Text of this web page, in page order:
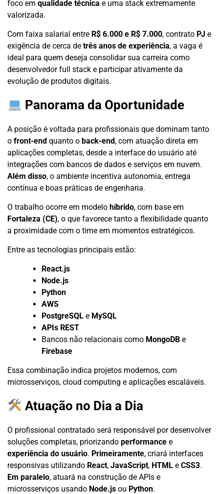
foco em qualidade técnica e uma stack extremamente
valorizada.
Com faixa salarial entre R$ 6.000 e R$ 7.000, contrato PJ e
exigência de cerca de três anos de experiência, a vaga é
ideal para quem deseja consolidar sua carreira como
desenvolvedor full stack e participar ativamente da
evolução de produtos digitais.
Panorama da Oportunidade
A posição é voltada para profissionais que dominam tanto
o front-end quanto o back-end, com atuação direta em
aplicações completas, desde a interface do usuário até
integrações com bancos de dados e serviços em nuvem.
Além disso, o ambiente incentiva autonomia, entrega
contínua e boas práticas de engenharia.
O trabalho ocorre em modelo híbrido, com base em
Fortaleza (CE), o que favorece tanto a flexibilidade quanto
a proximidade com o time em momentos estratégicos.
Entre as tecnologias principais estão:
React.js
Node.js
Python
AWS
PostgreSQL e MySQL
APIs REST
Bancos não relacionais como MongoDB e
Firebase
Essa combinação indica projetos modernos, com
microsserviços, cloud computing e aplicações escaláveis.
Atuação no Dia a Dia
O profissional contratado será responsável por desenvolver
soluções completas, priorizando performance e
experiência do usuário. Primeiramente, criará interfaces
responsivas utilizando React, JavaScript, HTML e CSS3.
Em paralelo, atuará na construção de APIs e
microsserviços usando Node.js ou Python.